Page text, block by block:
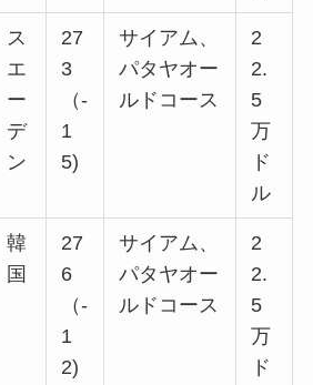
ス
エ
ー
デ
ン
27
3
（-
1
5)
サイアム、
パタヤオー
ルドコース
2
2.
5
万
ド
ル
韓
国
27
6
（-
1
2)
サイアム、
パタヤオー
ルドコース
2
2.
5
万
ド